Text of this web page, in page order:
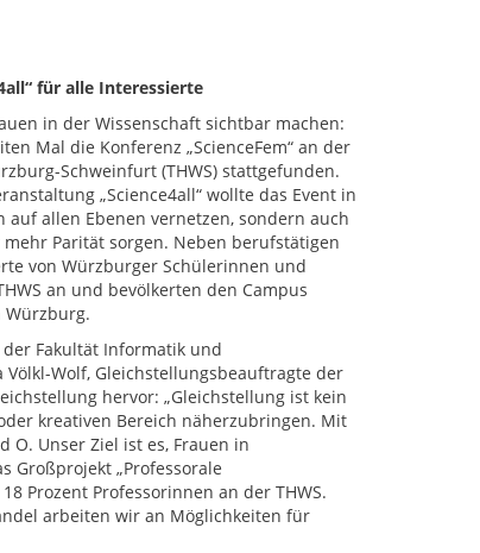
für alle Interessierte
in der Wissenschaft sichtbar machen:
Mal die Konferenz „ScienceFem“ an der
Schweinfurt (THWS) stattgefunden.
„Science4all“ wollte das Event in
auf allen Ebenen vernetzen, sondern auch
Parität sorgen. Neben berufstätigen
von Würzburger Schülerinnen und
an und bevölkerten den Campus
Fakultät Informatik und
Wolf, Gleichstellungsbeauftragte der
hervor: „Gleichstellung ist kein
kreativen Bereich näherzubringen. Mit
O. Unser Ziel ist es, Frauen in
Großprojekt „Professorale
Prozent Professorinnen an der THWS.
arbeiten wir an Möglichkeiten für